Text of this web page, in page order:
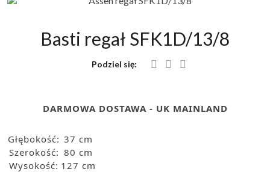
Basti regał SFK1D/13/8
Podziel się:
DARMOWA DOSTAWA - UK MAINLAND
Głębokość: 37 cm
Szerokość: 80 cm
Wysokość: 127 cm